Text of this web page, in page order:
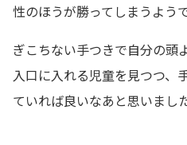
性のほうが勝ってしまうようで
ぎこちない手つきで自分の頭
入口に入れる児童を見つつ、
ていれば良いなあと思いました